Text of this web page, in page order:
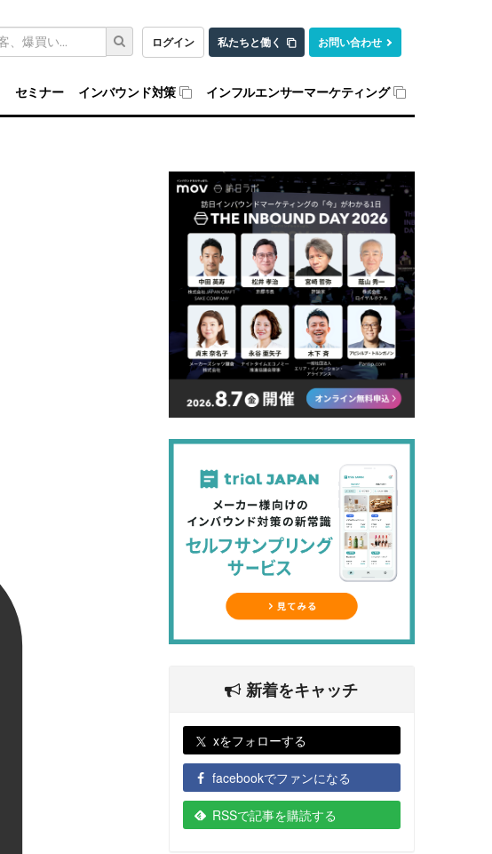
ログイン 私たちと働く お問い合わせ
セミナー インバウンド対策 インフルエンサーマーケティング
新着をキャッチ
xをフォローする
facebookでファンになる
RSSで記事を購読する